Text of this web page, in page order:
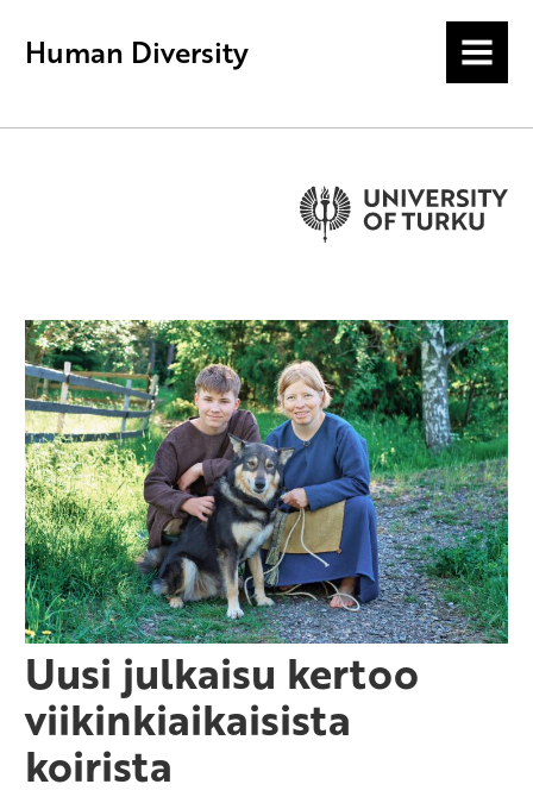
Human Diversity MENU
Uusi julkaisu kertoo
viikinkiaikaisista
koirista